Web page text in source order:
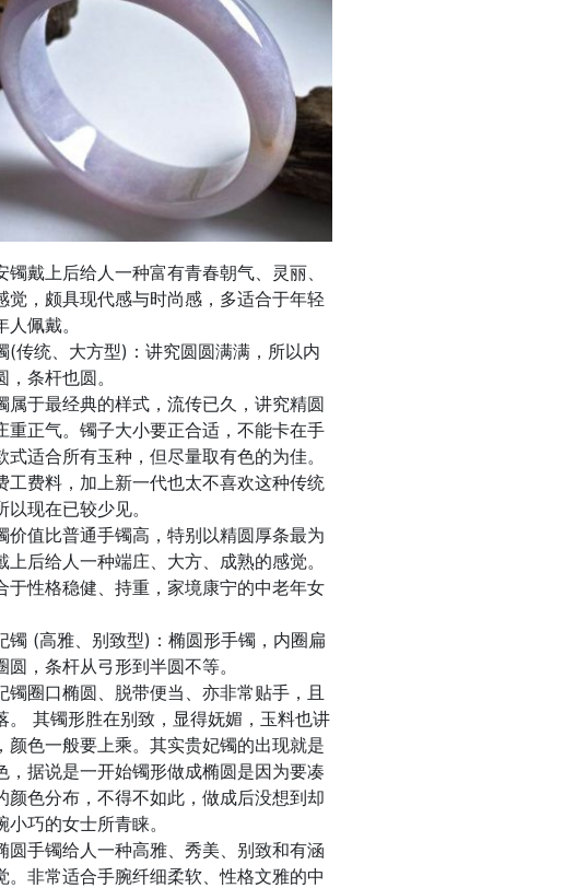
戴上后给人一种富有青春朝气、灵丽、
觉，颇具现代感与时尚感，多适合于年轻
人佩戴。
统、大方型)：讲究圆圆满满，所以内
，条杆也圆。
于最经典的样式，流传已久，讲究精圆
重正气。镯子大小要正合适，不能卡在手
式适合所有玉种，但尽量取有色的为佳。
工费料，加上新一代也太不喜欢这种传统
以现在已较少见。
值比普通手镯高，特别以精圆厚条最为
上后给人一种端庄、大方、成熟的感觉。
于性格稳健、持重，家境康宁的中老年女
(高雅、别致型)：椭圆形手镯，内圈扁
圆，条杆从弓形到半圆不等。
圈口椭圆、脱带便当、亦非常贴手，且
。 其镯形胜在别致，显得妩媚，玉料也讲
颜色一般要上乘。其实贵妃镯的出现就是
，据说是一开始镯形做成椭圆是因为要凑
颜色分布，不得不如此，做成后没想到却
小巧的女士所青睐。
手镯给人一种高雅、秀美、别致和有涵
。非常适合手腕纤细柔软、性格文雅的中